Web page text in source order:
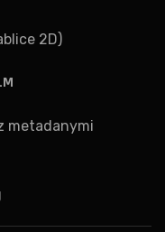
2D)
metadanymi